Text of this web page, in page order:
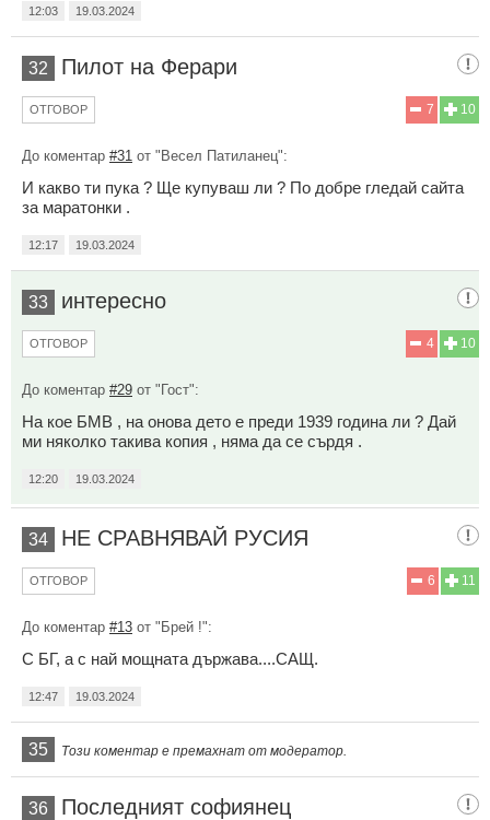
12:03 19.03.2024
32 Пилот на Ферари
10
7
ОТГОВОР
До коментар #31 от "Весел Патиланец":
И какво ти пука ? Ще купуваш ли ? По добре гледай сайта
за маратонки .
12:17 19.03.2024
33 интересно
10
4
ОТГОВОР
До коментар #29 от "Гост":
На кое БМВ , на онова дето е преди 1939 година ли ? Дай
ми няколко такива копия , няма да се сърдя .
12:20 19.03.2024
34 НЕ СРАВНЯВАЙ РУСИЯ
11
6
ОТГОВОР
До коментар #13 от "Брей !":
С БГ, а с най мощната държава....САЩ.
12:47 19.03.2024
35 Този коментар е премахнат от модератор.
36 Последният софиянец